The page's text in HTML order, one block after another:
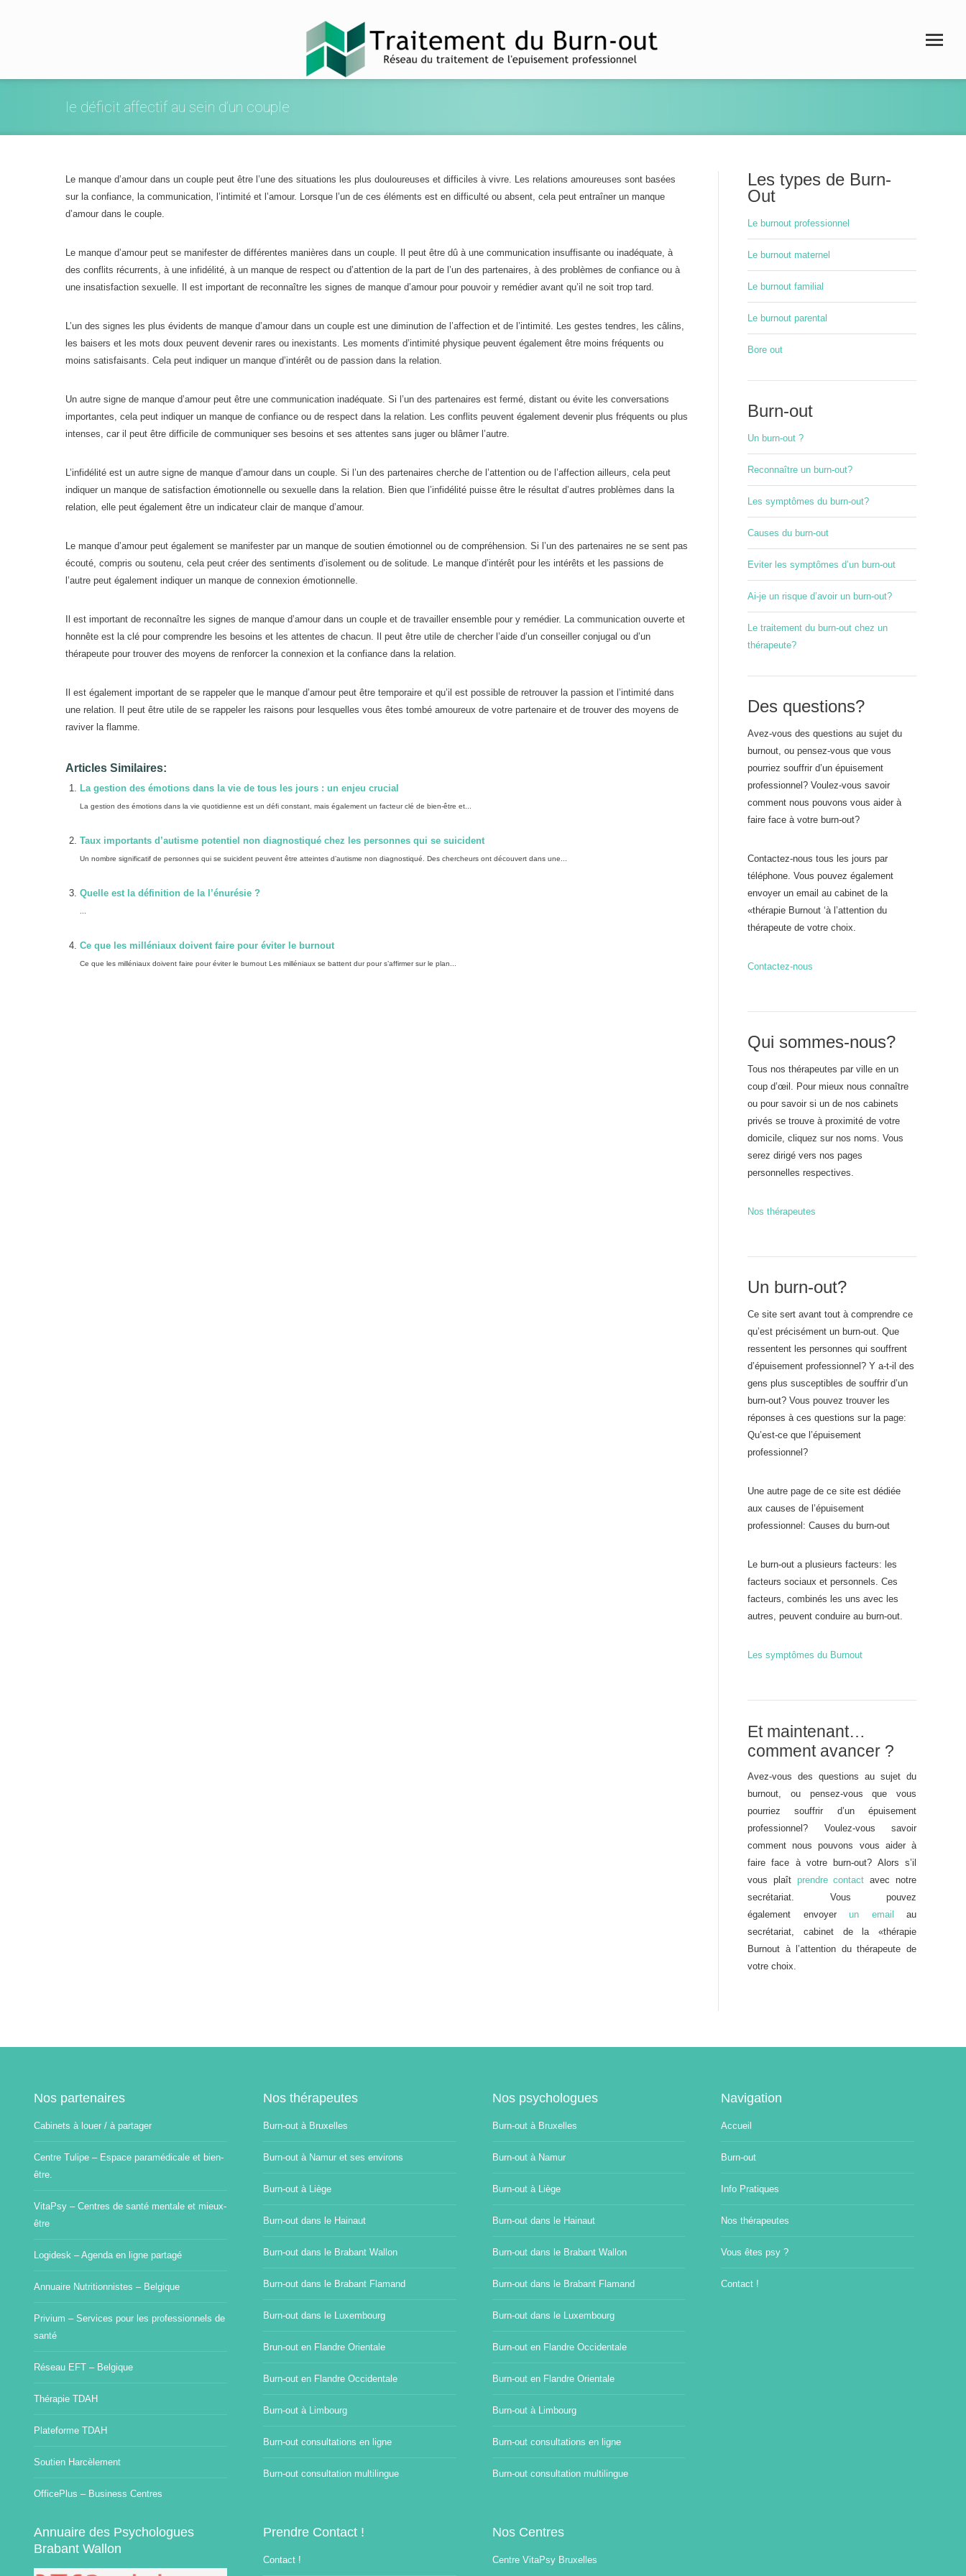
le déficit affectif au sein d’un couple
Le manque d’amour dans un couple peut être l’une des situations les plus douloureuses et difficiles à vivre. Les relations amoureuses sont basées
sur la confiance, la communication, l’intimité et l’amour. Lorsque l’un de ces éléments est en difficulté ou absent, cela peut entraîner un manque
d’amour dans le couple.
Le manque d’amour peut se manifester de différentes manières dans un couple. Il peut être dû à une communication insuffisante ou inadéquate, à
des conflits récurrents, à une infidélité, à un manque de respect ou d’attention de la part de l’un des partenaires, à des problèmes de confiance ou à
une insatisfaction sexuelle. Il est important de reconnaître les signes de manque d’amour pour pouvoir y remédier avant qu’il ne soit trop tard.
L’un des signes les plus évidents de manque d’amour dans un couple est une diminution de l’affection et de l’intimité. Les gestes tendres, les câlins,
les baisers et les mots doux peuvent devenir rares ou inexistants. Les moments d’intimité physique peuvent également être moins fréquents ou
moins satisfaisants. Cela peut indiquer un manque d’intérêt ou de passion dans la relation.
Un autre signe de manque d’amour peut être une communication inadéquate. Si l’un des partenaires est fermé, distant ou évite les conversations
importantes, cela peut indiquer un manque de confiance ou de respect dans la relation. Les conflits peuvent également devenir plus fréquents ou plus
intenses, car il peut être difficile de communiquer ses besoins et ses attentes sans juger ou blâmer l’autre.
L’infidélité est un autre signe de manque d’amour dans un couple. Si l’un des partenaires cherche de l’attention ou de l’affection ailleurs, cela peut
indiquer un manque de satisfaction émotionnelle ou sexuelle dans la relation. Bien que l’infidélité puisse être le résultat d’autres problèmes dans la
relation, elle peut également être un indicateur clair de manque d’amour.
Le manque d’amour peut également se manifester par un manque de soutien émotionnel ou de compréhension. Si l’un des partenaires ne se sent pas
écouté, compris ou soutenu, cela peut créer des sentiments d’isolement ou de solitude. Le manque d’intérêt pour les intérêts et les passions de
l’autre peut également indiquer un manque de connexion émotionnelle.
Il est important de reconnaître les signes de manque d’amour dans un couple et de travailler ensemble pour y remédier. La communication ouverte et
honnête est la clé pour comprendre les besoins et les attentes de chacun. Il peut être utile de chercher l’aide d’un conseiller conjugal ou d’un
thérapeute pour trouver des moyens de renforcer la connexion et la confiance dans la relation.
Il est également important de se rappeler que le manque d’amour peut être temporaire et qu’il est possible de retrouver la passion et l’intimité dans
une relation. Il peut être utile de se rappeler les raisons pour lesquelles vous êtes tombé amoureux de votre partenaire et de trouver des moyens de
raviver la flamme.
Articles Similaires:
La gestion des émotions dans la vie de tous les jours : un enjeu crucial
La gestion des émotions dans la vie quotidienne est un défi constant, mais également un facteur clé de bien-être et...
Taux importants d’autisme potentiel non diagnostiqué chez les personnes qui se suicident
Un nombre significatif de personnes qui se suicident peuvent être atteintes d’autisme non diagnostiqué. Des chercheurs ont découvert dans une...
Quelle est la définition de la l’énurésie ?
Ce que les milléniaux doivent faire pour éviter le burnout
Ce que les milléniaux doivent faire pour éviter le burnout Les milléniaux se battent dur pour s’affirmer sur le plan...
Les types de Burn-
Out
Le burnout professionnel
Le burnout maternel
Le burnout familial
Le burnout parental
Bore out
Burn-out
Un burn-out ?
Reconnaître un burn-out?
Les symptômes du burn-out?
Causes du burn-out
Eviter les symptômes d’un burn-out
Ai-je un risque d’avoir un burn-out?
Le traitement du burn-out chez un
thérapeute?
Des questions?
Avez-vous des questions au sujet du
burnout, ou pensez-vous que vous
pourriez souffrir d’un épuisement
professionnel? Voulez-vous savoir
comment nous pouvons vous aider à
faire face à votre burn-out?
Contactez-nous tous les jours par
téléphone. Vous pouvez également
envoyer un email au cabinet de la
«thérapie Burnout ‘à l’attention du
thérapeute de votre choix.
Contactez-nous
Qui sommes-nous?
Tous nos thérapeutes par ville en un
coup d’œil. Pour mieux nous connaître
ou pour savoir si un de nos cabinets
privés se trouve à proximité de votre
domicile, cliquez sur nos noms. Vous
serez dirigé vers nos pages
personnelles respectives.
Nos thérapeutes
Un burn-out?
Ce site sert avant tout à comprendre ce
qu’est précisément un burn-out. Que
ressentent les personnes qui souffrent
d’épuisement professionnel? Y a-t-il des
gens plus susceptibles de souffrir d’un
burn-out? Vous pouvez trouver les
réponses à ces questions sur la page:
Qu’est-ce que l’épuisement
professionnel?
Une autre page de ce site est dédiée
aux causes de l’épuisement
professionnel: Causes du burn-out
Le burn-out a plusieurs facteurs: les
facteurs sociaux et personnels. Ces
facteurs, combinés les uns avec les
autres, peuvent conduire au burn-out.
Les symptômes du Burnout
Et maintenant…
comment avancer ?
Avez-vous des questions au sujet du
burnout, ou pensez-vous que vous
pourriez souffrir d’un épuisement
professionnel? Voulez-vous savoir
comment nous pouvons vous aider à
faire face à votre burn-out? Alors s’il
vous plaît prendre contact avec notre
secrétariat. Vous pouvez
également envoyer un email
au
secrétariat, cabinet de la «thérapie
Burnout à l’attention du thérapeute de
votre choix.
Nos partenaires
Cabinets à louer / à partager
Centre Tulipe – Espace paramédicale et bien-
être.
VitaPsy – Centres de santé mentale et mieux-
être
Logidesk – Agenda en ligne partagé
Annuaire Nutritionnistes – Belgique
Privium – Services pour les professionnels de
santé
Réseau EFT – Belgique
Thérapie TDAH
Plateforme TDAH
Soutien Harcèlement
OfficePlus – Business Centres
Nos thérapeutes
Burn-out à Bruxelles
Burn-out à Namur et ses environs
Burn-out à Liège
Burn-out dans le Hainaut
Burn-out dans le Brabant Wallon
Burn-out dans le Brabant Flamand
Burn-out dans le Luxembourg
Brun-out en Flandre Orientale
Burn-out en Flandre Occidentale
Burn-out à Limbourg
Burn-out consultations en ligne
Burn-out consultation multilingue
Nos psychologues
Burn-out à Bruxelles
Burn-out à Namur
Burn-out à Liège
Burn-out dans le Hainaut
Burn-out dans le Brabant Wallon
Burn-out dans le Brabant Flamand
Burn-out dans le Luxembourg
Burn-out en Flandre Occidentale
Burn-out en Flandre Orientale
Burn-out à Limbourg
Burn-out consultations en ligne
Burn-out consultation multilingue
Navigation
Accueil
Burn-out
Info Pratiques
Nos thérapeutes
Vous êtes psy ?
Contact !
Annuaire des Psychologues
Brabant Wallon
Prendre Contact !
Contact !
Nos Centres
Centre VitaPsy Bruxelles